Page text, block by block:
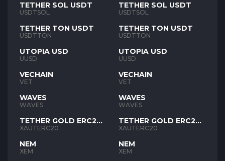
TETHER SOL USDT
USDTSOL
TETHER TON USDT
USDTTON
UTOPIA USD
UUSD
VECHAIN
VET
WAVES
WAVES
TETHER GOLD ERC20
XAUT
XAUTERC20
NEM
XEM
TETHER SOL USDT
USDTSOL
TETHER TON USDT
USDTTON
UTOPIA USD
UUSD
VECHAIN
VET
WAVES
WAVES
TETHER GOLD ERC20
XAUT
XAUTERC20
NEM
XEM